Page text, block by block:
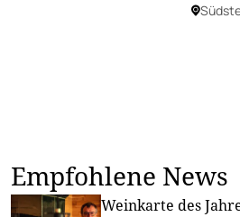
Empfohlene News
Weinkarte des